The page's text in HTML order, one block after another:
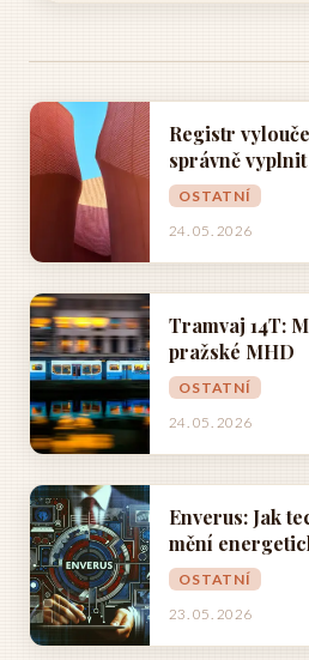
Registr
správně
OSTATNÍ
24. 05. 2026
Tramvaj 14T:
pražské MHD
OSTATNÍ
24. 05. 2026
Enverus: Jak
mění
OSTATNÍ
23. 05. 2026